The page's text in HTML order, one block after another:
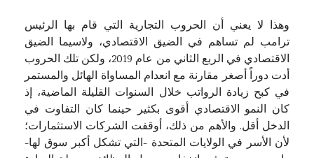
وهذا لا يعني أن الحروب التجارية التي قام بها الرئيس
ترامب لم تساهم في الضيق الاقتصادي، ولاسيما الضيق
الاقتصادي في الربع الثاني من عام 2019، ولكن تلك الحروب
أدت دوراً أصغر مقارنة مع انعدام المساواة الهائل والمستمر
في كبح زيادة الرواتب خلال السنوات القليلة الماضية، إذ
كان النمو الاقتصادي أقوى بكثير حينما كان التفاوت في
الدخل أقل. والأهم من ذلك، أوقفت الشركات الاستثمارات؛
لأن الأسر في الولايات المتحدة -التي تشكل أكبر سوق لها-